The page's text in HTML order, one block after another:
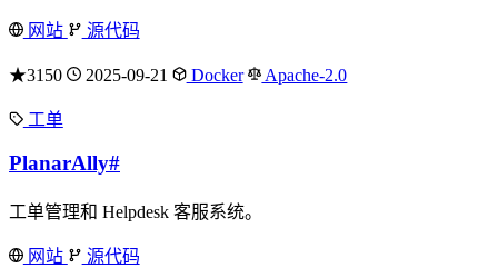
网站 源代码
★3150 2025-09-21 Docker Apache-2.0
工单
PlanarAlly#
工单管理和 Helpdesk 客服系统。
网站 源代码